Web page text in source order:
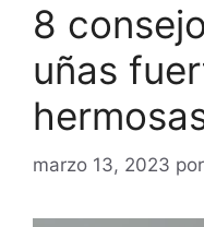
8
uñas
marzo 13, 2023 por